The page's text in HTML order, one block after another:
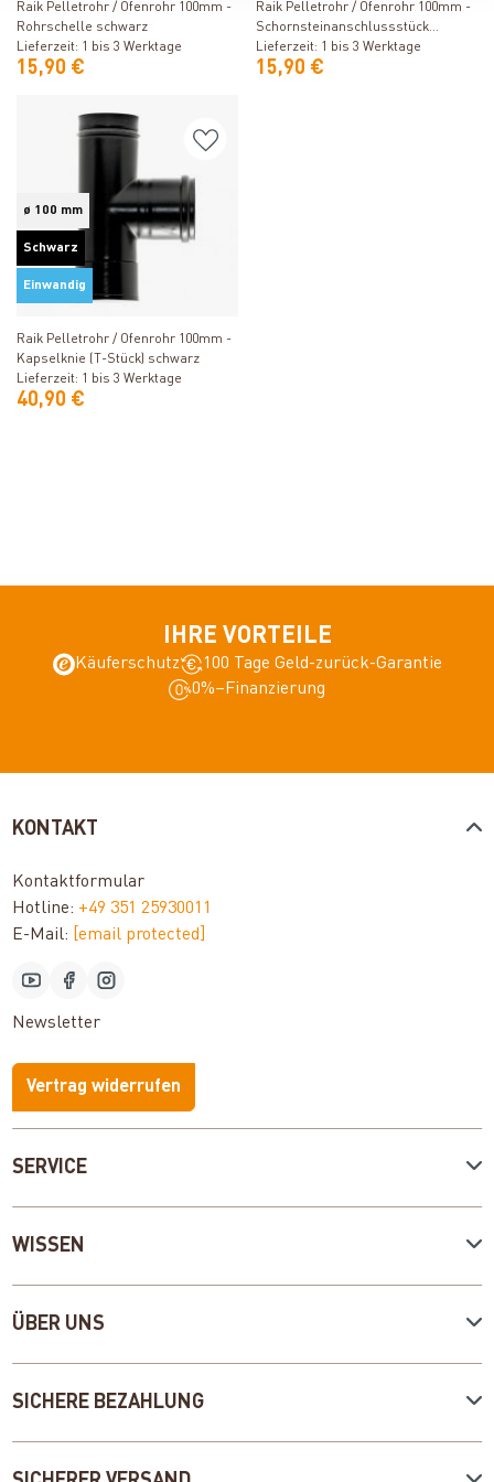
Raik Pelletrohr / Ofenrohr 100mm -
Rohrschelle schwarz
Lieferzeit: 1 bis 3 Werktage
15,90 €
Raik Pelletrohr / Ofenrohr 100mm -
Schornsteinanschlussstück
schwarz
Lieferzeit: 1 bis 3 Werktage
15,90 €
ø 100 mm
Schwarz
Einwandig
Produkt ansehen
Raik Pelletrohr / Ofenrohr 100mm -
Kapselknie (T-Stück) schwarz
Lieferzeit: 1 bis 3 Werktage
40,90 €
IHRE VORTEILE
Käuferschutz
100 Tage Geld-zurück-Garantie
0%–Finanzierung
SERVICE
WISSEN
ÜBER UNS
KONTAKT
Kontaktformular
Hotline: +49 351 25930011
E-Mail:
[email protected]
Newsletter
Vertrag widerrufen
SICHERE BEZAHLUNG